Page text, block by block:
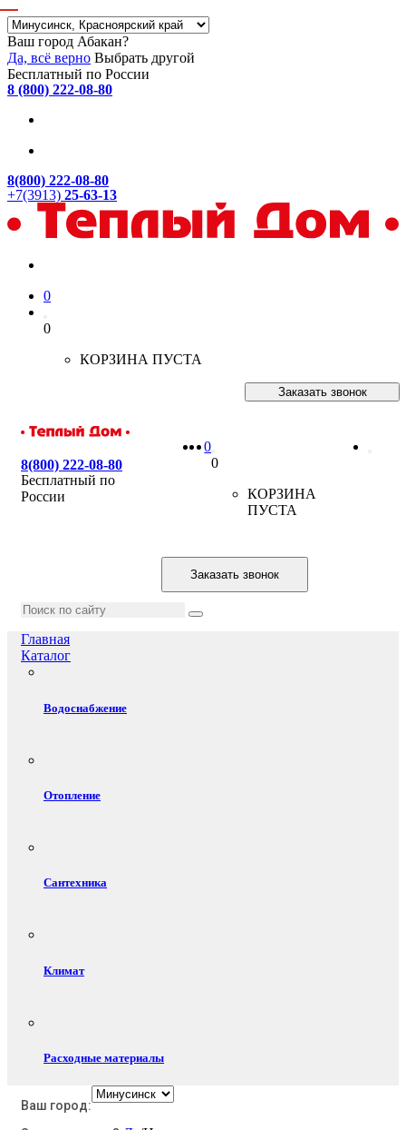
Ваш город Абакан?
Да, всё верно Выбрать другой
Бесплатный по России
8 (800) 222-08-80
8(800) 222-08-80
+7(3913) 25-63-13
0
0
КОРЗИНА ПУСТА
Заказать звонок
8(800) 222-08-80
Бесплатный по
России
0
0
КОРЗИНА
ПУСТА
Заказать звонок
Главная
Каталог
Водоснабжение
Отопление
Сантехника
Климат
Расходные материалы
Ваш город: